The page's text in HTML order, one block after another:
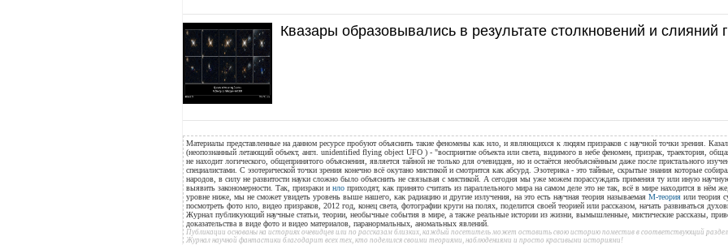
Квазары образовывались в результате столкновений и слияний
Материалы представленные на данном ресурсе пробуют объяснить такие феномены как нло, и являющихся к людям призраков с научной точки зрения.
(неопознанный летающий объект, англ. unidentified flying object UFO ) - "восприятие объекта или света, видимого в небе феномен, призрак, траектория,
не находит логического, общепринятого объяснения, является тайной не только для очевидцев, но и остаётся необъяснённым даже после пристального
специалистами. С эзотерической точки зрения конечно всё окутано мистикой и смотрится как абсурд. Эзотерика - это тайные, скрытые знания которые
народов, в силу не развитости науки сложно было объяснить не связывая с мистикой. А сегодня мы уже можем порассуждать применяя ту или иную
выявить закономерности. Так, призраки инло приходят, как принято считать из параллельного мира на самом деле это не так, всё в мире находится в нём
уровне ниже, мы не сможет увидеть уровень выше нашего, как радиацию и другие излучения, на это есть научная теория называемаяМ-теория или теория
посмотреть фото нло, видео призраков, 2012 год, конец света, фотографии круги на полях, поделится своей теорией или рассказом, начать развиваться
Журнал публикующий научные статьи, теории, необычные события в мире, а также реальные истории из жизни, вымышленные, мистические рассказы,
доказательства в виде фото и видео материалов, паранормальных, аномальных явлений.
Публикации основаны на историях очевидцев или по рассказам близких, каждый посетитель может оставить свою историю поместив в соответствующий
Журнал научной фантастики благодарит всех тех, кто поделился своими теориями, наблюдениями и просто красивыми историями!